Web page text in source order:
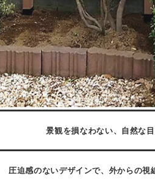
景観を損なわない、自然な目
圧迫感のないデザインで、外からの視